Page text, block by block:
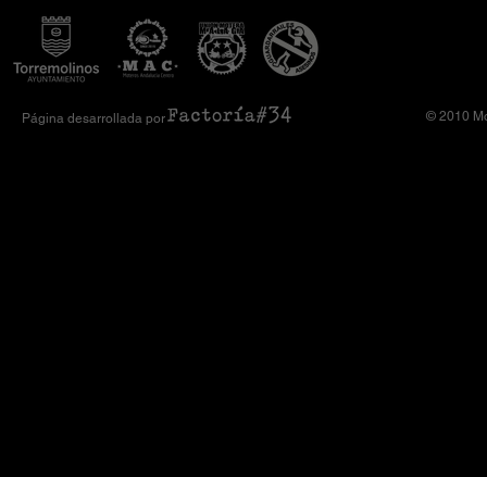
© 2010
Página desarrollada por